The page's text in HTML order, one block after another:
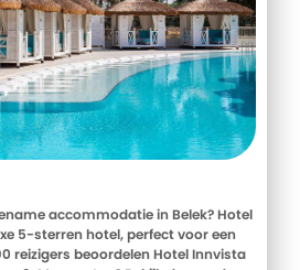
accommodatie in Belek? Hotel
5-sterren hotel, perfect voor een
reizigers beoordelen Hotel Innvista